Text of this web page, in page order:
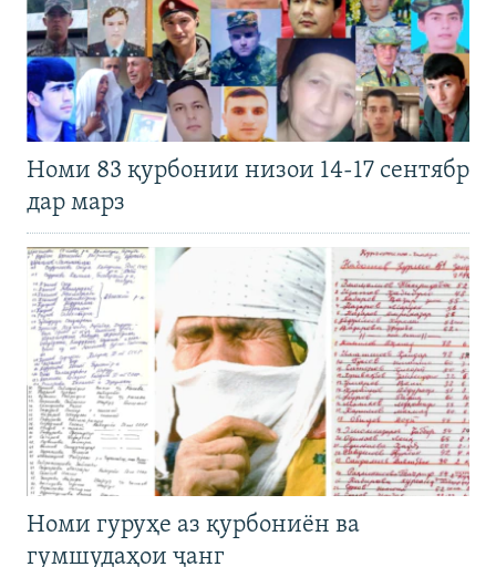
Номи 83 қурбонии низои 14-17 сентябр
дар марз
Номи гуруҳе аз қурбониён ва
гумшудаҳои ҷанг